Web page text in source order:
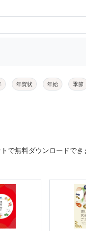
年賀状 年始 季節
トで無料ダウンロードでき